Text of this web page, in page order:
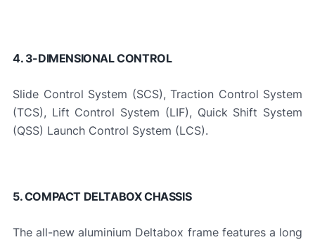
4. 3-DIMENSIONAL CONTROL
Slide Control System (SCS), Traction Control System
(TCS), Lift Control System (LIF), Quick Shift System
(QSS) Launch Control System (LCS).
5. COMPACT DELTABOX CHASSIS
The all-new aluminium Deltabox frame features a long